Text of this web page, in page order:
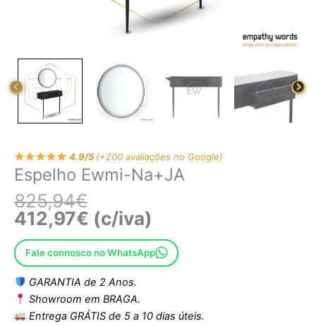
4.9/5(+200 avaliações no Google)
Espelho Ewmi-Na+JA
825,94€
412,97€ (c/iva)
Fale connosco no WhatsApp
GARANTIA de 2 Anos.
Showroom em BRAGA.
Entrega GRÁTIS de 5 a 10 dias úteis.